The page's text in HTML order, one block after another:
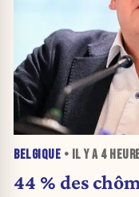
BELGIQUE • IL Y A 4
44 % des